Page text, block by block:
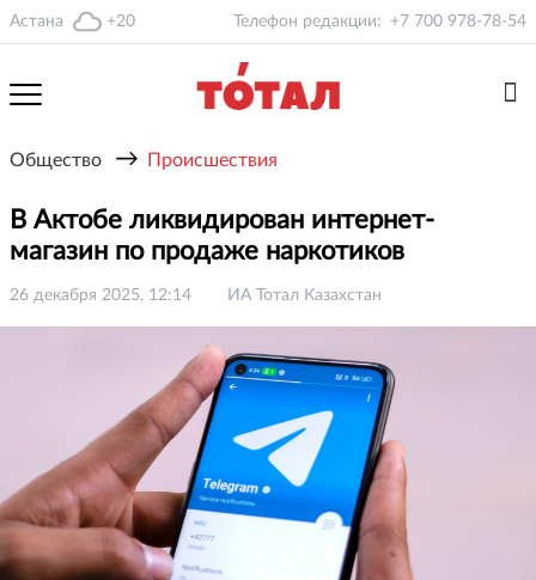
Астана +20 Телефон редакции: +7 700 978-78-54
Общество → Происшествия
В Актобе ликвидирован интернет-
магазин по продаже наркотиков
26 декабря 2025, 12:14 ИА Тотал Казахстан